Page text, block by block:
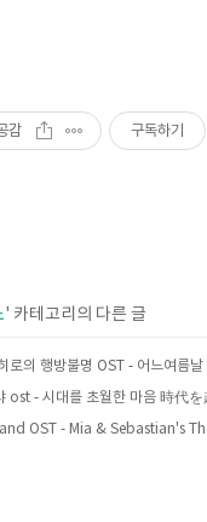
감 구독하기
' 카테고리의 다른 글